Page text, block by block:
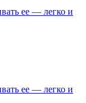
ее — легко и
ее — легко и